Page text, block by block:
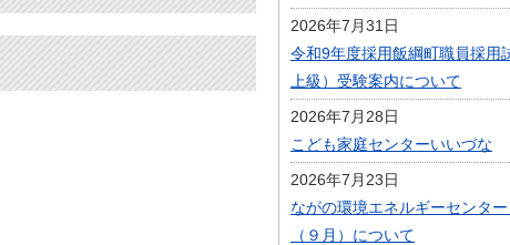
2026年7月31日
令和9年度採用飯綱町職員採用
上級）受験案内について
2026年7月28日
こども家庭センターいいづな
2026年7月23日
ながの環境エネルギーセンタ
（９月）について